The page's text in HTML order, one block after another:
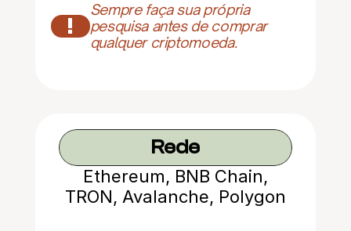
!
Sempre faça sua própria
pesquisa antes de comprar
qualquer criptomoeda.
Rede
Ethereum, BNB Chain,
TRON, Avalanche, Polygon